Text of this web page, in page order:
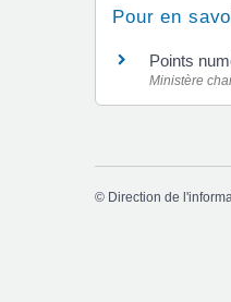
Pour en
Points
Ministère
© Direction de